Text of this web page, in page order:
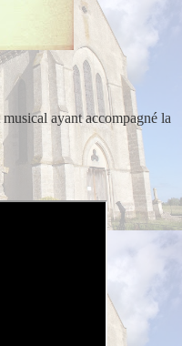
ayant accompagné la